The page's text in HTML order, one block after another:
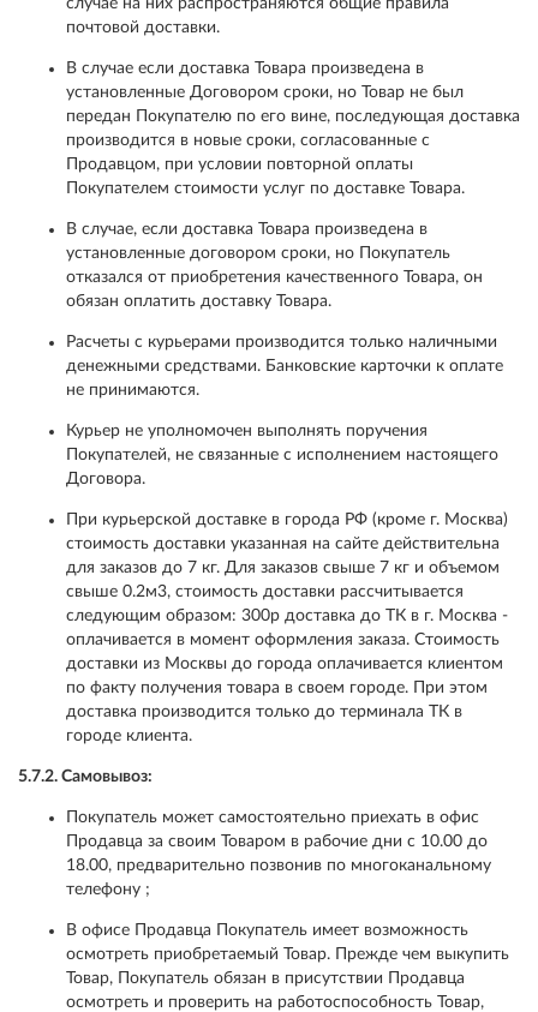
случае на них распространяются общие правила
почтовой доставки.
В случае если доставка Товара произведена в
установленные Договором сроки, но Товар не был
передан Покупателю по его вине, последующая доставка
производится в новые сроки, согласованные с
Продавцом, при условии повторной оплаты
Покупателем стоимости услуг по доставке Товара.
В случае, если доставка Товара произведена в
установленные договором сроки, но Покупатель
отказался от приобретения качественного Товара, он
обязан оплатить доставку Товара.
Расчеты с курьерами производится только наличными
денежными средствами. Банковские карточки к оплате
не принимаются.
Курьер не уполномочен выполнять поручения
Покупателей, не связанные с исполнением настоящего
Договора.
При курьерской доставке в города РФ (кроме г. Москва)
стоимость доставки указанная на сайте действительна
для заказов до 7 кг. Для заказов свыше 7 кг и объемом
свыше 0.2м3, стоимость доставки рассчитывается
следующим образом: 300р доставка до ТК в г. Москва -
оплачивается в момент оформления заказа. Стоимость
доставки из Москвы до города оплачивается клиентом
по факту получения товара в своем городе. При этом
доставка производится только до терминала ТК в
городе клиента.
5.7.2. Самовывоз:
Покупатель может самостоятельно приехать в офис
Продавца за своим Товаром в рабочие дни с 10.00 до
18.00, предварительно позвонив по многоканальному
телефону ;
В офисе Продавца Покупатель имеет возможность
осмотреть приобретаемый Товар. Прежде чем выкупить
Товар, Покупатель обязан в присутствии Продавца
осмотреть и проверить на работоспособность Товар,